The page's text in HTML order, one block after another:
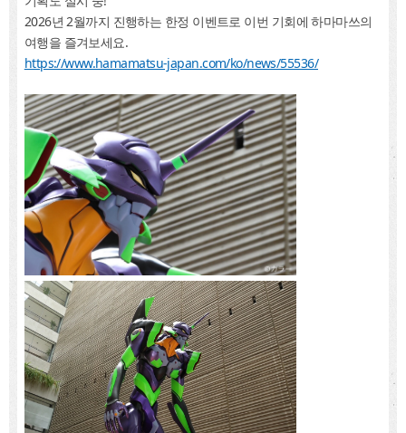
2026년 2월까지 진행하는 한정 이벤트로 이번 기회에 하마마쓰의
여행을 즐겨보세요.
https://www.hamamatsu-japan.com/ko/news/55536/